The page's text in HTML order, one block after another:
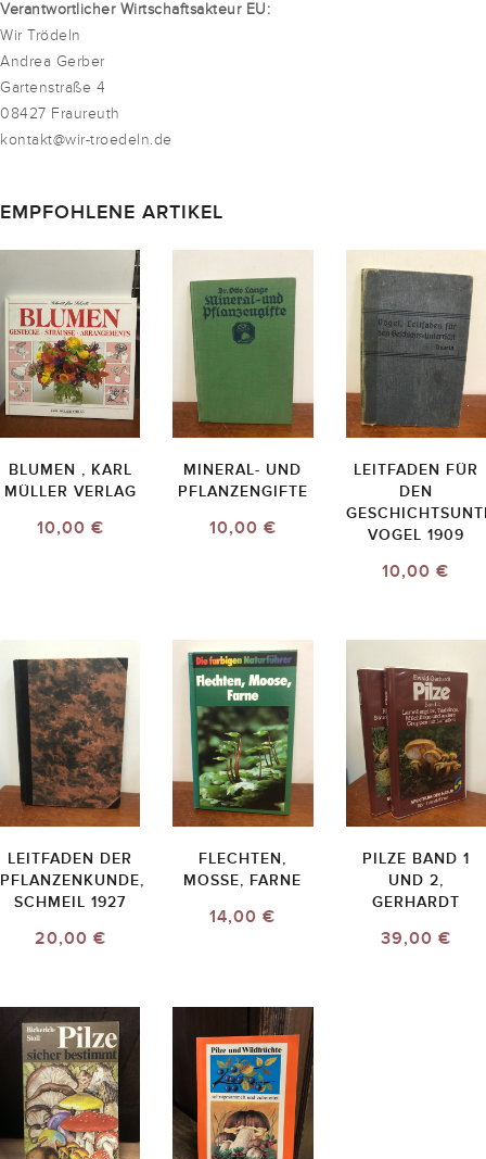
Verantwortlicher Wirtschaftsakteur EU:
Wir Trödeln
Andrea Gerber
Gartenstraße 4
08427 Fraureuth
kontakt@wir-troedeln.de
EMPFOHLENE ARTIKEL
BLUMEN , KARL
MÜLLER VERLAG
10,00 €
MINERAL- UND
PFLANZENGIFTE
10,00 €
LEITFADEN FÜR
DEN
VOGEL 1909
10,00 €
LEITFADEN DER
PFLANZENKUNDE,
SCHMEIL 1927
20,00 €
FLECHTEN,
MOSSE, FARNE
14,00 €
PILZE BAND 1
UND 2,
GERHARDT
39,00 €